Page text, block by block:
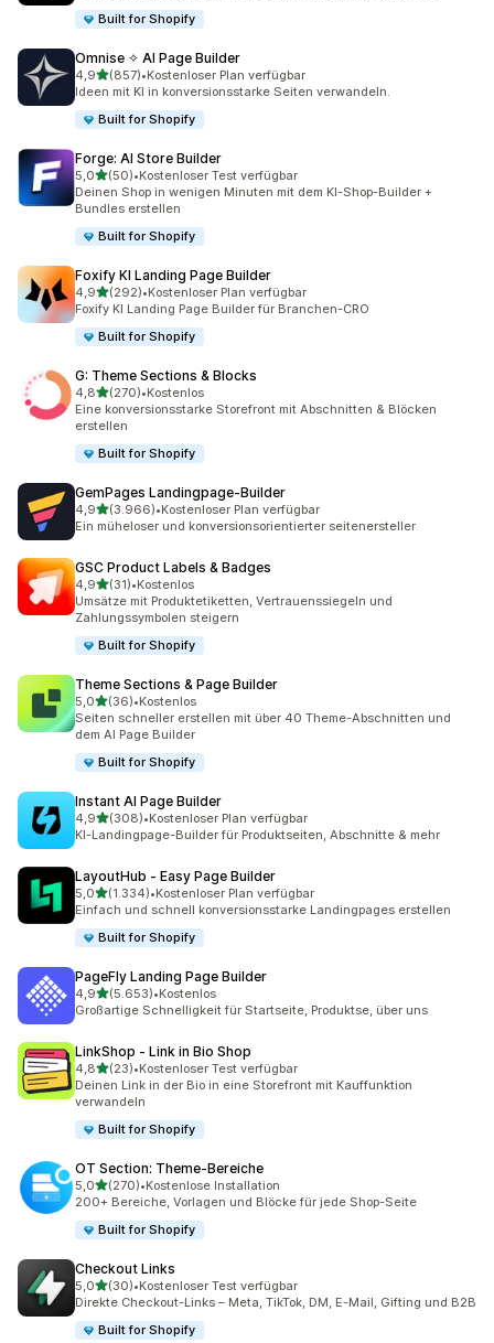
Built for Shopify
Omnise ✧ AI Page Builder
4,9von 5 Sternen
(857)
857 Rezensionen insgesamt
•Kostenloser Plan verfügbar
Ideen mit KI in konversionsstarke Seiten verwandeln.
Built for Shopify
Forge: AI Store Builder
5,0von 5 Sternen
(50)
50 Rezensionen insgesamt
•Kostenloser Test verfügbar
Deinen Shop in wenigen Minuten mit dem KI-Shop-Builder +
Bundles erstellen
Built for Shopify
Foxify KI Landing Page Builder
4,9von 5 Sternen
(292)
292 Rezensionen insgesamt
•Kostenloser Plan verfügbar
Foxify KI Landing Page Builder für Branchen-CRO
Built for Shopify
G: Theme Sections & Blocks
4,8von 5 Sternen
(270)
270 Rezensionen insgesamt
•Kostenlos
Eine konversionsstarke Storefront mit Abschnitten & Blöcken
erstellen
Built for Shopify
GemPages Landingpage‑Builder
4,9von 5 Sternen
(3.966)
3966 Rezensionen insgesamt
•Kostenloser Plan verfügbar
Ein müheloser und konversionsorientierter seitenersteller
GSC Product Labels & Badges
4,9von 5 Sternen
(31)
31 Rezensionen insgesamt
•Kostenlos
Umsätze mit Produktetiketten, Vertrauenssiegeln und
Zahlungssymbolen steigern
Built for Shopify
Theme Sections & Page Builder
5,0von 5 Sternen
(36)
36 Rezensionen insgesamt
•Kostenlos
Seiten schneller erstellen mit über 40 Theme-Abschnitten und
dem AI Page Builder
Built for Shopify
Instant AI Page Builder
4,9von 5 Sternen
(308)
308 Rezensionen insgesamt
•Kostenloser Plan verfügbar
KI-Landingpage-Builder für Produktseiten, Abschnitte & mehr
LayoutHub ‑ Easy Page Builder
5,0von 5 Sternen
(1.334)
1334 Rezensionen insgesamt
•Kostenloser Plan verfügbar
Einfach und schnell konversionsstarke Landingpages erstellen
Built for Shopify
PageFly Landing Page Builder
4,9von 5 Sternen
(5.653)
5653 Rezensionen insgesamt
•Kostenlos
Großartige Schnelligkeit für Startseite, Produktse, über uns
LinkShop ‑ Link in Bio Shop
4,8von 5 Sternen
(23)
23 Rezensionen insgesamt
•Kostenloser Test verfügbar
Deinen Link in der Bio in eine Storefront mit Kauffunktion
verwandeln
Built for Shopify
OT Section: Theme‑Bereiche
5,0von 5 Sternen
(270)
270 Rezensionen insgesamt
•Kostenlose Installation
200+ Bereiche, Vorlagen und Blöcke für jede Shop-Seite
Built for Shopify
Checkout Links
5,0von 5 Sternen
(30)
30 Rezensionen insgesamt
•Kostenloser Test verfügbar
Direkte Checkout-Links – Meta, TikTok, DM, E-Mail, Gifting und B2B
Built for Shopify